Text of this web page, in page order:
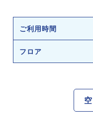
ご利用時間
フロア